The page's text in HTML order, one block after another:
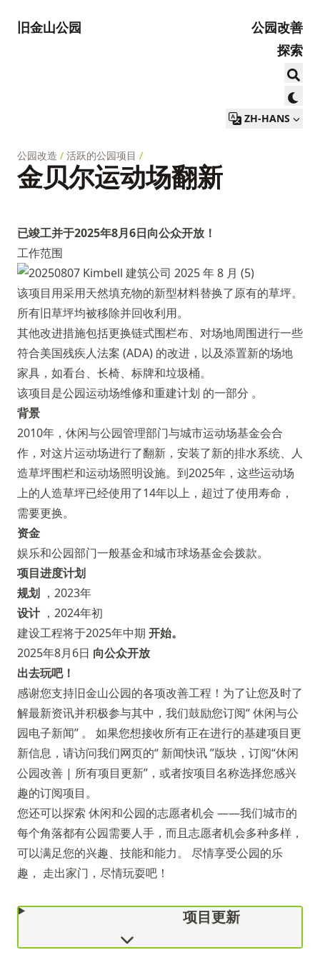
旧金山公园
公园改善
探索
ZH-HANS
公园改造 / 活跃的公园项目 /
金贝尔运动场翻新
已竣工并于2025年8月6日向公众开放！
工作范围
该项目用采用天然填充物的新型材料替换了原有的草坪。
所有旧草坪均被移除并回收利用。
其他改进措施包括更换链式围栏布、对场地周围进行一些
符合美国残疾人法案 (ADA) 的改进，以及添置新的场地
家具，如看台、长椅、标牌和垃圾桶。
该项目是公园运动场维修和重建计划 的一部分 。
背景
2010年，休闲与公园管理部门与城市运动场基金会合
作，对这片运动场进行了翻新，安装了新的排水系统、人
造草坪围栏和运动场照明设施。到2025年，这些运动场
上的人造草坪已经使用了14年以上，超过了使用寿命，
需要更换。
资金
娱乐和公园部门一般基金和城市球场基金会拨款。
项目进度计划
规划 ，2023年
设计，2024年初
建设工程将于2025年中期 开始。
2025年8月6日 向公众开放
出去玩吧！
感谢您支持旧金山公园的各项改善工程！为了让您及时了
解最新资讯并积极参与其中，我们鼓励您订阅“休闲与公
园电子新闻” 。 如果您想接收所有正在进行的基建项目更
新信息，请访问我们网页的“ 新闻快讯”版块，订阅“休闲
公园改善 | 所有项目更新”，或者按项目名称选择您感兴
趣的订阅项目。
您还可以探索 休闲和公园的志愿者机会 ——我们城市的
每个角落都有公园需要人手，而且志愿者机会多种多样，
可以满足您的兴趣、技能和能力。 尽情享受公园的乐
趣， 走出家门，尽情玩耍吧！
项目更新